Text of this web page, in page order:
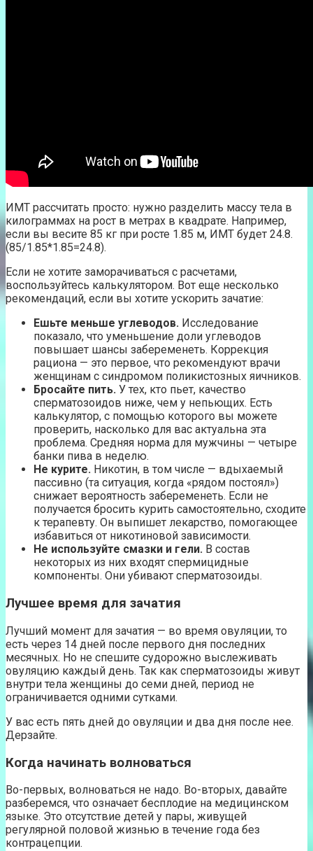
ИМТ рассчитать просто: нужно разделить массу тела в
килограммах на рост в метрах в квадрате. Например,
если вы весите 85 кг при росте 1.85 м, ИМТ будет 24.8.
(85/1.85*1.85=24.8).
Если не хотите заморачиваться с расчетами,
воспользуйтесь калькулятором. Вот еще несколько
рекомендаций, если вы хотите ускорить зачатие:
Ешьте меньше углеводов. Исследование
показало, что уменьшение доли углеводов
повышает шансы забеременеть. Коррекция
рациона — это первое, что рекомендуют врачи
женщинам с синдромом поликистозных яичников.
Бросайте пить. У тех, кто пьет, качество
сперматозоидов ниже, чем у непьющих. Есть
калькулятор, с помощью которого вы можете
проверить, насколько для вас актуальна эта
проблема. Средняя норма для мужчины — четыре
банки пива в неделю.
Не курите. Никотин, в том числе — вдыхаемый
пассивно (та ситуация, когда «‎рядом постоял»‎)
снижает вероятность забеременеть. Если не
получается бросить курить самостоятельно, сходите
к терапевту. Он выпишет лекарство, помогающее
избавиться от никотиновой зависимости.
Не используйте смазки и гели. В состав
некоторых из них входят спермицидные
компоненты. Они убивают сперматозоиды.
Лучшее время для зачатия
Лучший момент для зачатия — во время овуляции, то
есть через 14 дней после первого дня последних
месячных. Но не спешите судорожно выслеживать
овуляцию каждый день. Так как сперматозоиды живут
внутри тела женщины до семи дней, период не
ограничивается одними сутками.
У вас есть пять дней до овуляции и два дня после нее.
Дерзайте.
Когда начинать волноваться
Во-первых, волноваться не надо. Во-вторых, давайте
разберемся, что означает бесплодие на медицинском
языке. Это отсутствие детей у пары, живущей
регулярной половой жизнью в течение года без
контрацепции.